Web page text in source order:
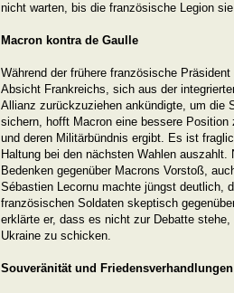
nicht warten, bis die französische Legion
Macron kontra de Gaulle
Während der frühere französische
Absicht Frankreichs, sich aus der
Allianz zurückzuziehen ankündigte, um die
sichern, hofft Macron eine bessere
und deren Militärbündnis ergibt. Es ist
Haltung bei den nächsten Wahlen
Bedenken gegenüber Macrons Vorstoß,
Sébastien Lecornu machte jüngst deutlich,
französischen Soldaten skeptisch
erklärte er, dass es nicht zur Debatte stehe,
Ukraine zu schicken.
Souveränität und Friedensverhandlungen